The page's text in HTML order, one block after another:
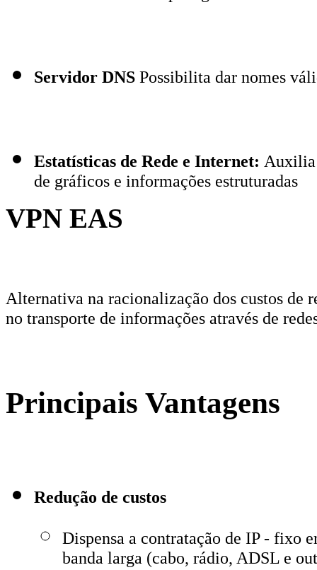
Servidor DNS Possibilita dar nomes
Estatísticas de Rede e Internet: Auxilia
de gráficos e informações estruturadas
VPN EAS
Alternativa na racionalização dos custos de
no transporte de informações através de
Principais Vantagens
Redução de custos
Dispensa a contratação de IP - fixo
banda larga (cabo, rádio, ADSL e